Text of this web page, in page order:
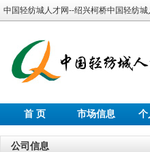
中国轻纺城人才网--绍兴柯桥中国轻纺
首 页 市场信息 个
公司信息